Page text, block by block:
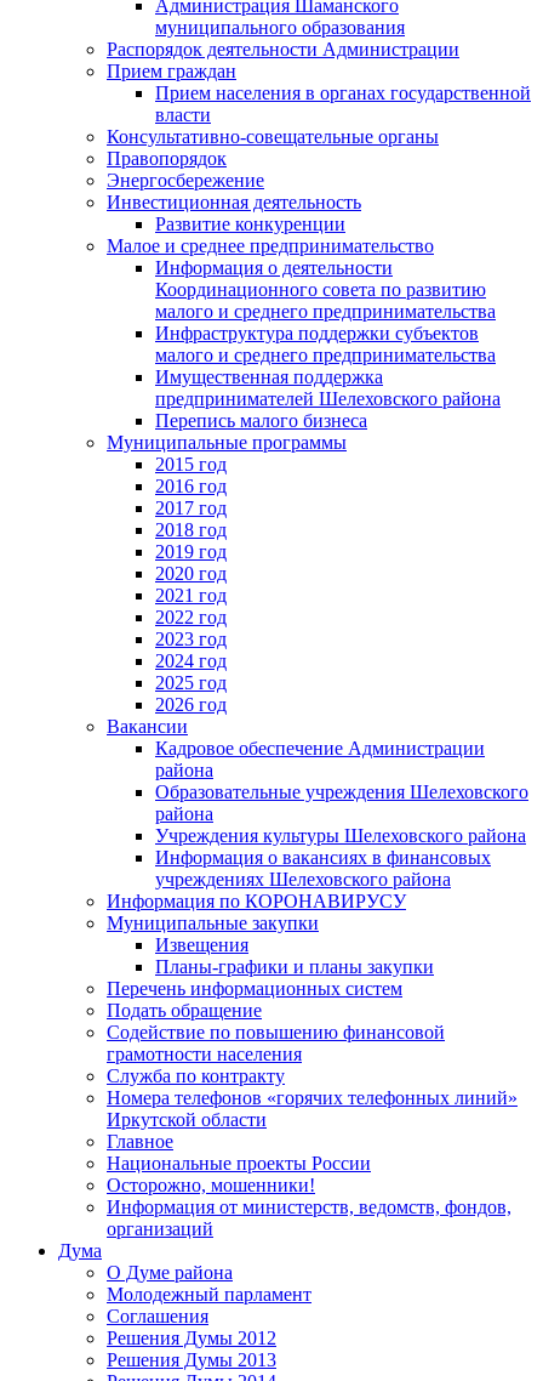
Администрация Шаманского
муниципального образования
Распорядок деятельности Администрации
Прием граждан
Прием населения в органах государственной
власти
Консультативно-совещательные органы
Правопорядок
Энергосбережение
Инвестиционная деятельность
Развитие конкуренции
Малое и среднее предпринимательство
Информация о деятельности
Координационного совета по развитию
малого и среднего предпринимательства
Инфраструктура поддержки субъектов
малого и среднего предпринимательства
Имущественная поддержка
предпринимателей Шелеховского района
Перепись малого бизнеса
Муниципальные программы
2015 год
2016 год
2017 год
2018 год
2019 год
2020 год
2021 год
2022 год
2023 год
2024 год
2025 год
2026 год
Вакансии
Кадровое обеспечение Администрации
района
Образовательные учреждения Шелеховского
района
Учреждения культуры Шелеховского района
Информация о вакансиях в финансовых
учреждениях Шелеховского района
Информация по КОРОНАВИРУСУ
Муниципальные закупки
Извещения
Планы-графики и планы закупки
Перечень информационных систем
Подать обращение
Содействие по повышению финансовой
грамотности населения
Служба по контракту
Номера телефонов «горячих телефонных линий»
Иркутской области
Главное
Национальные проекты России
Осторожно, мошенники!
Информация от министерств, ведомств, фондов,
организаций
Дума
О Думе района
Молодежный парламент
Соглашения
Решения Думы 2012
Решения Думы 2013